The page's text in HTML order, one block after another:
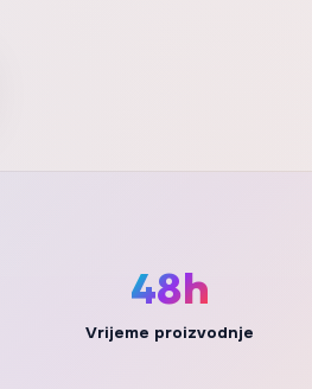
48h
Vrijeme proizvodnje